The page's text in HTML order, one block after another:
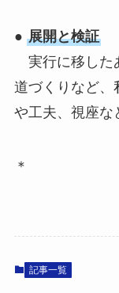
● 展開と検証
実行に移した
道づくりなど、
や工夫、視座な
＊
記事一覧